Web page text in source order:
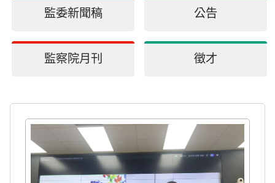
監委新聞稿 公告
監察院月刊 徵才